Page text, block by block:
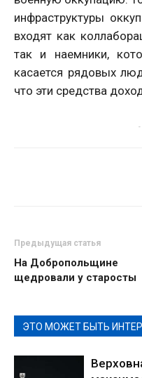
инфраструктуры
входят как
так и наемники,
касается рядовых
что эти средства
-
Предыдущая статья
На Добропольщине
щедровали у старосты
ЭТО МОЖЕТ БЫТЬ